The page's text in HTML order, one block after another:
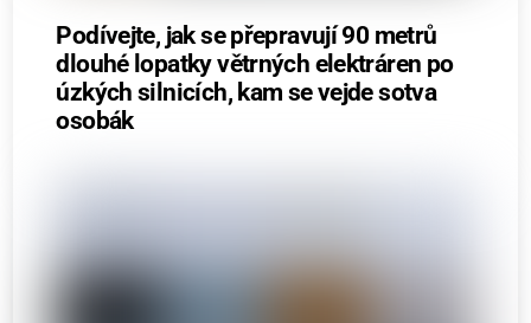
Podívejte, jak se přepravují 90 metrů
dlouhé lopatky větrných elektráren po
úzkých silnicích, kam se vejde sotva
osobák